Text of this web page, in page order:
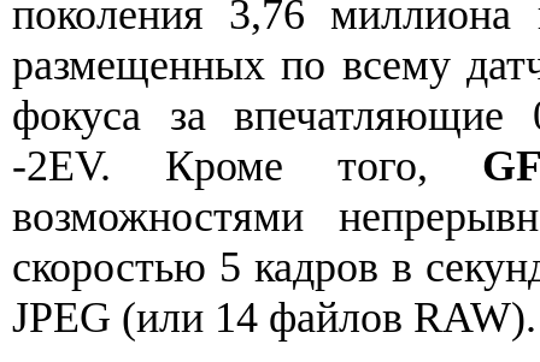
поколения 3,76 миллиона
размещенных по всему
фокуса за
-2EV. Кроме того,
возможностями
скоростью 5 кадров в
JPEG (или 14 файлов RAW).